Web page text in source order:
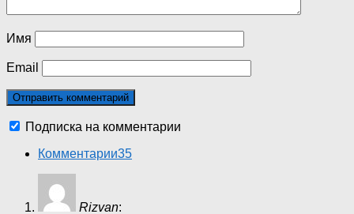
Имя
Email
Подписка на комментарии
Комментарии35
Rizvan: